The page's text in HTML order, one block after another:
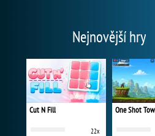
Nejnovější hry
Cut N Fill
22x